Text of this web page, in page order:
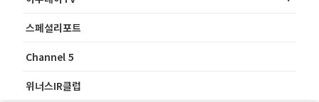
스페셜리포트
Channel 5
위너스IR클럽